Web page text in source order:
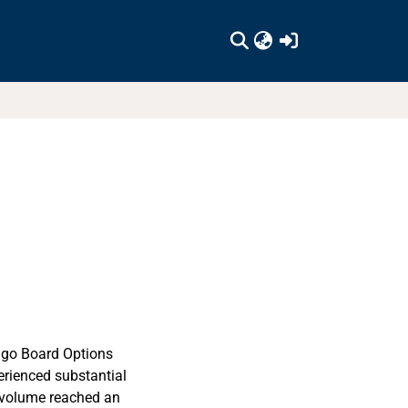
Board Options
substantial
reached an